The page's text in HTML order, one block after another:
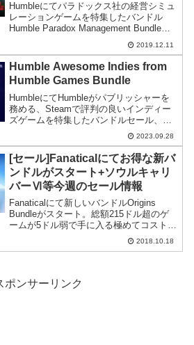
Humbleにてパラドックス社の経営シミュ
レーションゲームを特集したバンドル
Humble Paradox Management Bundleが
スタート。コースごとに刑務所→都市→
火星と経営規模がだんだん大きくなる設
定。
2019.12.11
Humble Awesome Indies from
Humble Games Bundle
HumbleにてHumbleがパブリッシャーを
務める、Steamで評判の良いインディー
ズゲームを特集したバンドルセール、
Humble Awesome Indies from Humble
2023.09.28
[セール]Fanaticalにてお得な新バ
ンドルがスタート+ソウルキャリ
バーⅥ等今週のセール情報
Fanaticalにて新しいバンドルOrigins
Bundleがスタート。総額215ドル超のゲ
ームが5ドル弱で手に入る極めてコストパ
フォーマンスの高いバンドルです。また
リリースが迫るソウルキャリバー6もセー
2018.10.18
ポンサーリンク